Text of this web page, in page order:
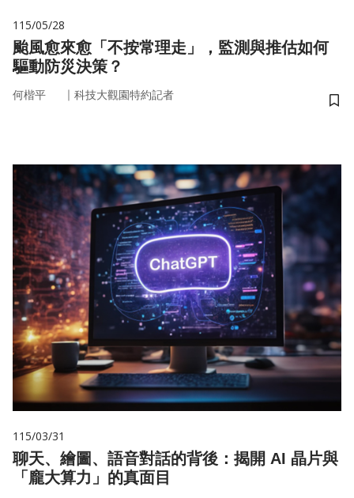
115/05/28
颱風愈來愈「不按常理走」，監測與推估如何
驅動防災決策？
何楷平 ｜ 科技大觀園特約記者
儲
115/03/31
聊天、繪圖、語音對話的背後：揭開 AI 晶片與
「龐大算力」的真面目